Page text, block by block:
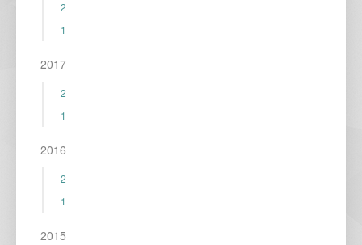
2
1
2017
2
1
2016
2
1
2015